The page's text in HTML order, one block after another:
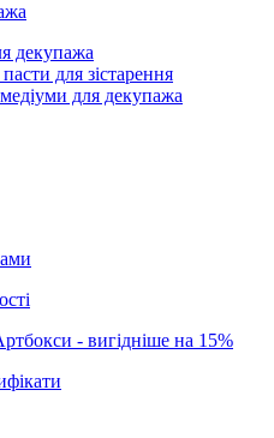
декупажа
для зістарення
для декупажа
- вигідніше на 15%